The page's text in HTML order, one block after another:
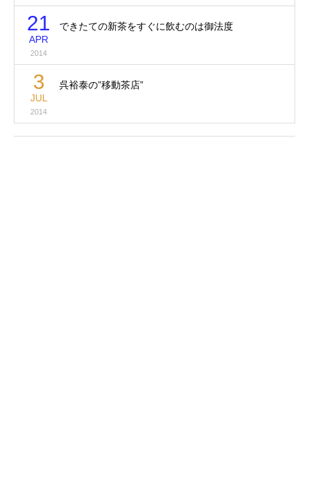
21
APR
2014
できたての新茶をすぐに飲むのは御法度
3
JUL
2014
呉裕泰の”移動茶店”